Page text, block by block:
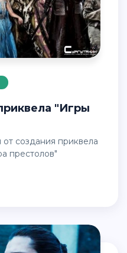
престолов"